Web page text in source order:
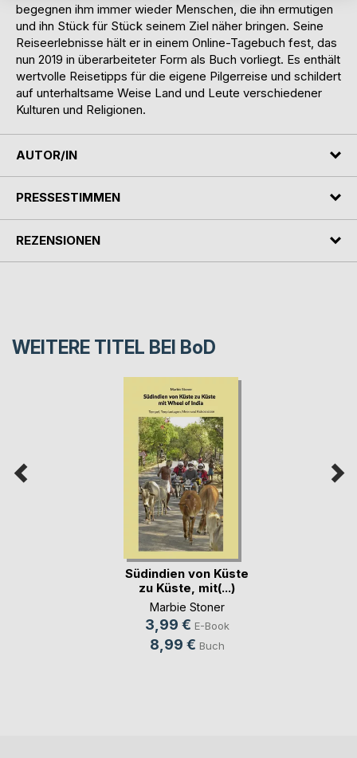
begegnen ihm immer wieder Menschen, die ihn ermutigen
und ihn Stück für Stück seinem Ziel näher bringen. Seine
Reiseerlebnisse hält er in einem Online-Tagebuch fest, das
nun 2019 in überarbeiteter Form als Buch vorliegt. Es enthält
wertvolle Reisetipps für die eigene Pilgerreise und schildert
auf unterhaltsame Weise Land und Leute verschiedener
Kulturen und Religionen.
AUTOR/IN
PRESSESTIMMEN
REZENSIONEN
WEITERE TITEL BEI BoD
Südindien von Küste
zu Küste, mit(...)
Marbie Stoner
3,99 € E-Book
8,99 € Buch